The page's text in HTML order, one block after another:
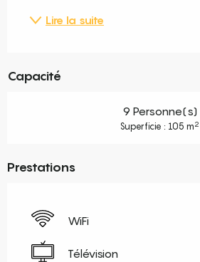
Lire la suite
Capacité
9 Personne(s)
Superficie : 105 m2
Prestations
WiFi
Télévision